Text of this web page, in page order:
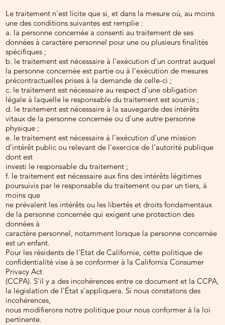
Le traitement n'est licite que si, et dans la mesure où, au moins
une des conditions suivantes est remplie :
a. la personne concernée a consenti au traitement de ses
données à caractère personnel pour une ou plusieurs finalités
spécifiques ;
b. le traitement est nécessaire à l'exécution d'un contrat auquel
la personne concernée est partie ou à l'exécution de mesures
précontractuelles prises à la demande de celle-ci ;
c. le traitement est nécessaire au respect d'une obligation
légale à laquelle le responsable du traitement est soumis ;
d. le traitement est nécessaire à la sauvegarde des intérêts
vitaux de la personne concernée ou d'une autre personne
physique ;
e. le traitement est nécessaire à l'exécution d'une mission
d'intérêt public ou relevant de l'exercice de l'autorité publique
dont est
investi le responsable du traitement ;
f. le traitement est nécessaire aux fins des intérêts légitimes
poursuivis par le responsable du traitement ou par un tiers, à
moins que
ne prévalent les intérêts ou les libertés et droits fondamentaux
de la personne concernée qui exigent une protection des
données à
caractère personnel, notamment lorsque la personne concernée
est un enfant.
Pour les résidents de l'Etat de Californie, cette politique de
confidentialité vise à se conformer à la California Consumer
Privacy Act
(CCPA). S'il y a des incohérences entre ce document et la CCPA,
la législation de l'État s'appliquera. Si nous constatons des
incohérences,
nous modifierons notre politique pour nous conformer à la loi
pertinente.